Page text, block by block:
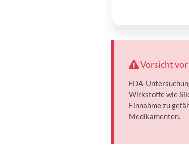
Vorsicht
FDA-
Wirkstoffe wie
Einnahme zu
Medikamenten.